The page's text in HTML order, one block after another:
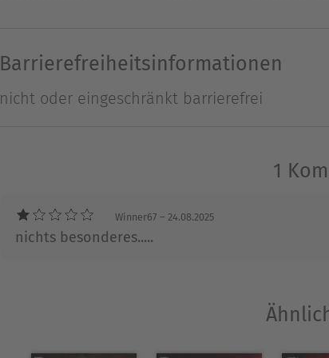
Jan Gardemann1961 in Hamburg zur Welt
und Bücher veröffentlicht. Für den Kelter
den Stammautoren der SF-Serie "Ren Dhark".
Barrierefreiheitsinformationen
nicht oder eingeschränkt barrierefrei
1
Winner67 – 24.08.2025
nichts besonderes.....